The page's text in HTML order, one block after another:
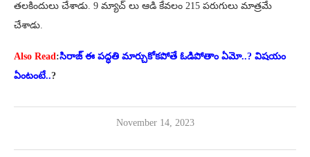
తలకిందులు చేశాడు. 9 మ్యాచ్ లు ఆడి కేవలం 215 పరుగులు మాత్రమే
చేశాడు.
Also Read:సిరాజ్ ఈ పద్ధతి మార్చుకోకపోతే ఓడిపోతాం ఏమో..? విషయం
ఏంటంటే..?
November 14, 2023